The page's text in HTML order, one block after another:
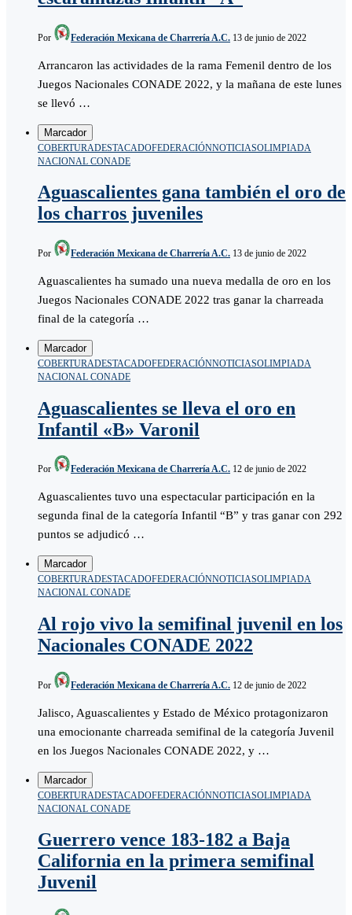
Por Federación Mexicana de Charrería A.C. 13 de junio de 2022
Arrancaron las actividades de la rama Femenil dentro de los
Juegos Nacionales CONADE 2022, y la mañana de este lunes
se llevó …
Marcador
COBERTURADESTACADOFEDERACIÓNNOTICIASOLIMPIADA
NACIONAL CONADE
Aguascalientes gana también el oro de
los charros juveniles
Por Federación Mexicana de Charrería A.C. 13 de junio de 2022
Aguascalientes ha sumado una nueva medalla de oro en los
Juegos Nacionales CONADE 2022 tras ganar la charreada
final de la categoría …
Marcador
COBERTURADESTACADOFEDERACIÓNNOTICIASOLIMPIADA
NACIONAL CONADE
Aguascalientes se lleva el oro en
Infantil «B» Varonil
Por Federación Mexicana de Charrería A.C. 12 de junio de 2022
Aguascalientes tuvo una espectacular participación en la
segunda final de la categoría Infantil “B” y tras ganar con 292
puntos se adjudicó …
Marcador
COBERTURADESTACADOFEDERACIÓNNOTICIASOLIMPIADA
NACIONAL CONADE
Al rojo vivo la semifinal juvenil en los
Nacionales CONADE 2022
Por Federación Mexicana de Charrería A.C. 12 de junio de 2022
Jalisco, Aguascalientes y Estado de México protagonizaron
una emocionante charreada semifinal de la categoría Juvenil
en los Juegos Nacionales CONADE 2022, y …
Marcador
COBERTURADESTACADOFEDERACIÓNNOTICIASOLIMPIADA
NACIONAL CONADE
Guerrero vence 183-182 a Baja
California en la primera semifinal
Juvenil